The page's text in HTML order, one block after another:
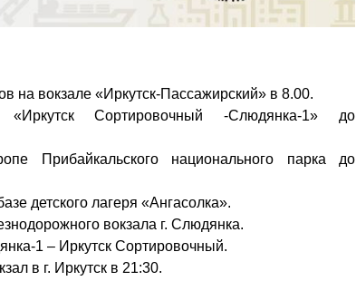
на вокзале «Иркутск-Пассажирский» в 8.00.
Сортировочный -Слюдянка-1» до
Прибайкальского национального парка до
детского лагеря «Ангасолка».
вокзала г. Слюдянка.
1 – Иркутск Сортировочный.
в г. Иркутск в 21:30.